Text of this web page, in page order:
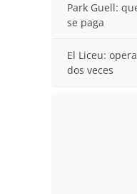
Park Guell:
se paga
El Liceu:
dos veces